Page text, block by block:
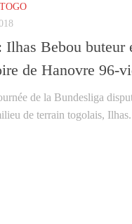
Bebou buteur
de Hanovre 96-
de la Bundesliga
de terrain togolais,